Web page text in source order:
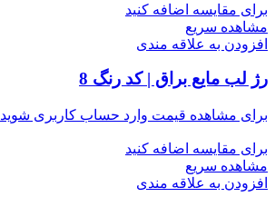
برای مقایسه اضافه کنید
مشاهده سریع
افزودن به علاقه مندی
رژ لب مایع براق | کد رنگ 8
برای مشاهده قیمت وارد حساب کاربری شوید
برای مقایسه اضافه کنید
مشاهده سریع
افزودن به علاقه مندی